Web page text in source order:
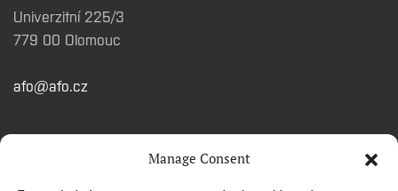
Manage Consent
Univerzitní 225/3
779 00 Olomouc
afo@afo.cz
RYCHLÉ ODKAZY